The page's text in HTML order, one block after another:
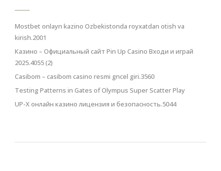
Mostbet onlayn kazino Ozbekistonda royxatdan otish va
kirish.2001
Казино – Официальный сайт Pin Up Casino Входи и играй
2025.4055 (2)
Casibom – casibom casino resmi gncel giri.3560
Testing Patterns in Gates of Olympus Super Scatter Play
UP-X онлайн казино лицензия и безопасность.5044